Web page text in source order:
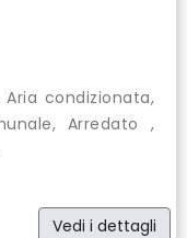
condizionata,
Arredato ,
Vedi i dettagli